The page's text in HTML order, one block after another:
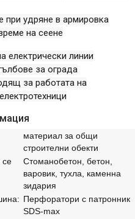
при удряне в армировка
на сеене
електрически линии
за ограда
за работата на
материал за общи
строителни обекти
се
Стоманобетон, бетон,
варовик, тухла, каменна
зидария
Перфоратори с патронник
SDS-max